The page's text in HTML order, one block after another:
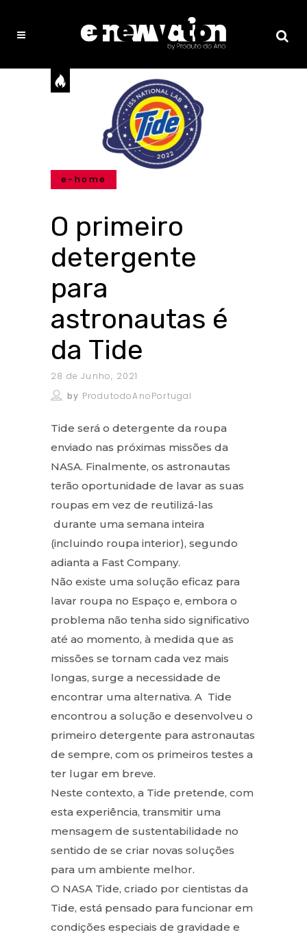
e-home
O primeiro
detergente
para
astronautas é
da Tide
28 de Junho, 2021
by ProdutodoAnoPortugal
Tide será o detergente da roupa
enviado nas próximas missões da
NASA. Finalmente, os astronautas
terão oportunidade de lavar as suas
roupas em vez de reutilizá-las
durante uma semana inteira
(incluindo roupa interior), segundo
adianta a Fast Company.
Não existe uma solução eficaz para
lavar roupa no Espaço e, embora o
problema não tenha sido significativo
até ao momento, à medida que as
missões se tornam cada vez mais
longas, surge a necessidade de
encontrar uma alternativa. A Tide
encontrou a solução e desenvolveu o
primeiro detergente para astronautas
de sempre, com os primeiros testes a
ter lugar em breve.
Neste contexto, a Tide pretende, com
esta experiência, transmitir uma
mensagem de sustentabilidade no
sentido de se criar novas soluções
para um ambiente melhor.
O NASA Tide, criado por cientistas da
Tide, está pensado para funcionar em
condições especiais de gravidade e